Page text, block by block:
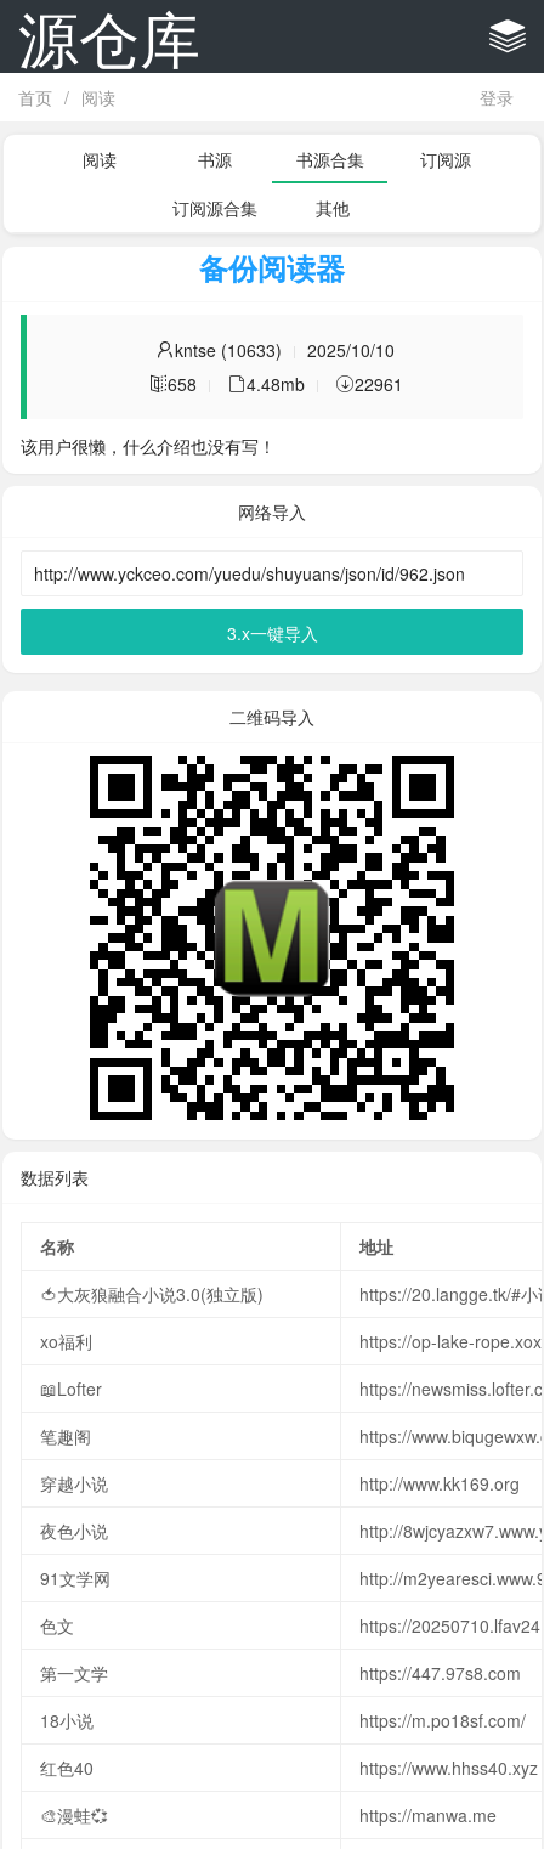
源仓库
首页 / 阅读 登录
阅读 书源 书源合集
订阅源
订阅源合集
其他
备份阅读器
kntse (10633)
2025/10/10
658
4.48mb 22961
该用户很懒，什么介绍也没有写！
网络导入
3.x一键导入
二维码导入
数据列表
名称
地址
🍅大灰狼融合小说3.0(独立版)
https://20.langge.tk/#小
xo福利
https://op-lake-
📖Lofter
https://
笔趣阁
https://
穿越小说
http://www.kk169.org
夜色小说
http://
91文学网
http://
色文
https://
第一文学
https://447.97s8.com
18小说
https://m.po18sf.com/
红色40
https://www.hhss40.xyz
🎨漫蛙💞
https://manwa.me